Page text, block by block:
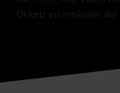
Onkelz en artikelen